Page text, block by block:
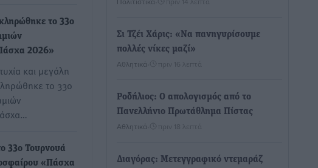
το 33ο
2026»
και μεγάλη
το 33ο
33ο Τουρνουά
«Πάσχα
Σι Τζέι Χάρις: «Να πανηγυρίσουμε
πολλές νίκες μαζί»
Αθλητικά πριν 16 λεπτά
Ροδήλιος: Ο απολογισμός από το
Πανελλήνιο Πρωτάθλημα Πίστας
Αθλητικά πριν 18 λεπτά
Διαγόρας: Μετεγγραφικό ντεμαράζ